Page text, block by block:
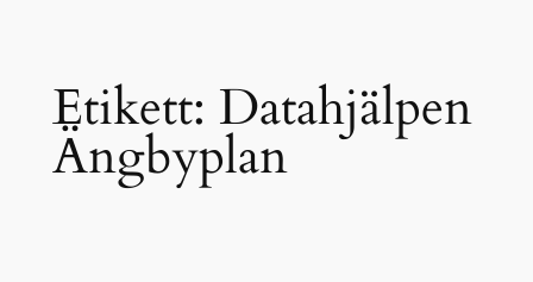
Etikett: Datahjälpen
Ängbyplan